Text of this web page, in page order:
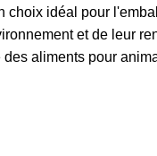
choix idéal pour
et de leur
aliments pour